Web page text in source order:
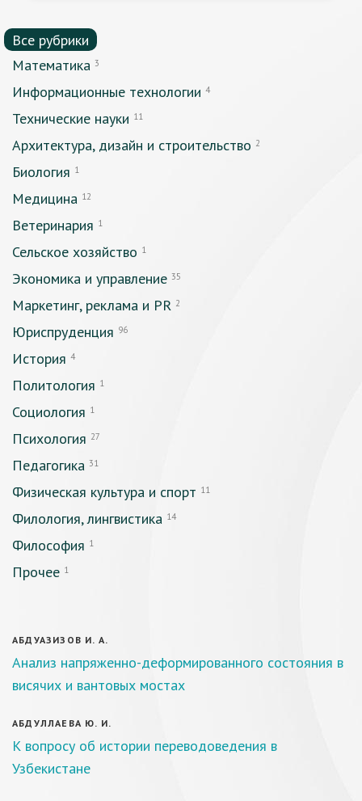
Все рубрики
Математика 3
Информационные технологии 4
Технические науки 11
Архитектура, дизайн и строительство 2
Биология 1
Медицина 12
Ветеринария 1
Сельское хозяйство 1
Экономика и управление 35
Маркетинг, реклама и PR 2
Юриспруденция 96
История 4
Политология 1
Социология 1
Психология 27
Педагогика 31
Физическая культура и спорт 11
Филология, лингвистика 14
Философия 1
Прочее 1
АБДУАЗИЗОВ И. А.
Анализ напряженно-деформированного состояния в
висячих и вантовых мостах
АБДУЛЛАЕВА Ю. И.
К вопросу об истории переводоведения в
Узбекистане